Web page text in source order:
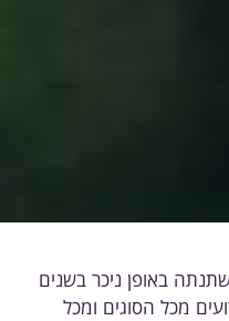
באופן ניכר בשנים
מכל הסוגים ומכל